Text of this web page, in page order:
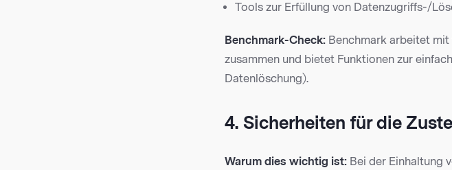
Tools zur Erfüllung von Datenzugriffs-/
Benchmark-Check: Benchmark arbeitet
zusammen und bietet Funktionen zur
Datenlöschung).
4. Sicherheiten für die
Warum dies wichtig ist: Bei der Einhaltung